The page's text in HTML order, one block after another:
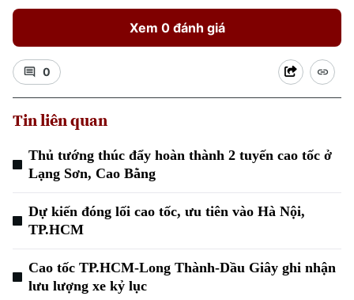
Xu hướng
Xem 0 đánh giá
0
Tin liên quan
Thủ tướng thúc đẩy hoàn thành 2 tuyến cao tốc ở
Lạng Sơn, Cao Bằng
Dự kiến đóng lối cao tốc, ưu tiên vào Hà Nội,
TP.HCM
Cao tốc TP.HCM-Long Thành-Dầu Giây ghi nhận
lưu lượng xe kỷ lục